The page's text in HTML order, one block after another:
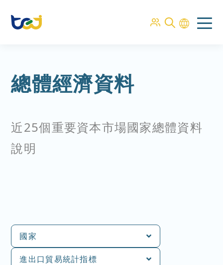
總體經濟資料
近25個重要資本市場國家總體資料
說明
國家
進出口貿易統計指標